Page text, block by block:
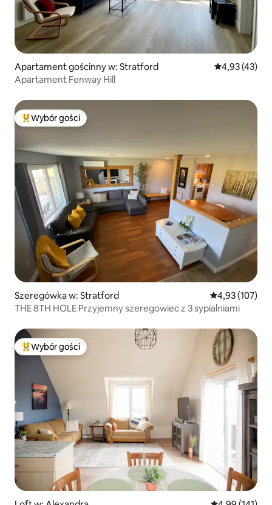
Apartament gościnny w: Stratford Średnia
4,93 (43)
Apartament Fenway Hill
Najpopularniejsze z kategorii Wybór gości
Wybór gości
Szeregówka w: Stratford Średnia
4,93 (107)
THE 8TH HOLE Przyjemny szeregowiec z 3 sypialniami
Najpopularniejsze z kategorii Wybór gości
Wybór gości